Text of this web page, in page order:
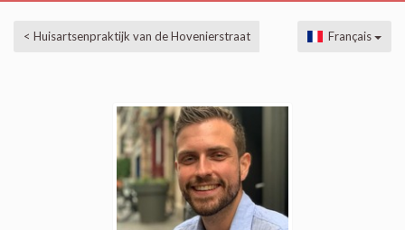
< Huisartsenpraktijk van de Hovenierstraat Français